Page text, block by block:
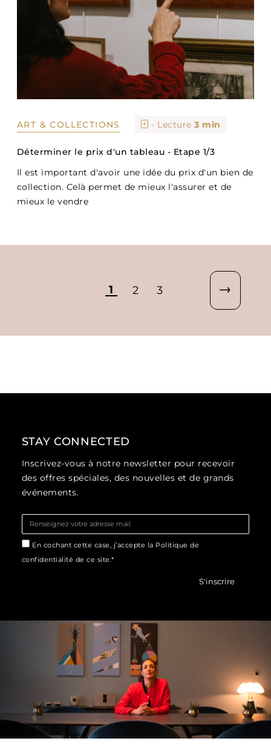
ART & COLLECTIONS - Lecture3 min
Déterminer le prix d'un tableau - Etape 1/3
Il est important d'avoir une idée du prix d'un bien de
collection. Celà permet de mieux l'assurer et de
mieux le vendre
1 2 3
STAY CONNECTED
Inscrivez-vous à notre newsletter pour recevoir
des offres spéciales, des nouvelles et de grands
événements.
En cochant cette case, j’accepte la Politique de
confidentialité de ce site.*
S'inscrire